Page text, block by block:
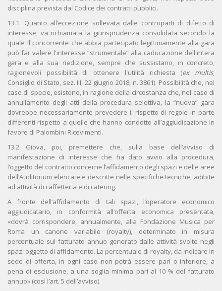
disciplina prevista dal Codice dei contratti pubblici.
13.1. Quanto all’eccezione sollevata dalle controparti di difetto di
interesse, va richiamata la giurisprudenza consolidata secondo la
quale il concorrente che abbia partecipato legittimamente alla gara
può far valere l'interesse “strumentale” alla caducazione dell'intera
gara e alla sua riedizione, sempre che sussistano, in concreto,
ragionevoli possibilità di ottenere l'utilità richiesta (ex multis,
Consiglio di Stato, sez. III, 22 giugno 2018, n. 3861). Possibilità che, nel
caso di specie, esistono, in ragione della circostanza che, nel caso di
annullamento degli atti della procedura selettiva, la “nuova” gara
dovrebbe necessariamente prevedere il rispetto di regole in parte
differenti rispetto a quelle che hanno condotto all’aggiudicazione in
favore di Palombini Ricevimenti.
13.2 Giova, poi, premettere che, sulla base dell’avviso di
manifestazione di interesse che ha dato avvio alla procedura,
l’oggetto del contratto concerne l’affidamento degli spazi e delle aree
dell’Auditorium elencate e descritte nelle specifiche tecniche, adibite
ad attività di caffetteria e di catering.
A fronte dell’affidamento di tali spazi, l’operatore economico
aggiudicatario, in conformità all’offerta economica presentata,
«dovrà corrispondere, annualmente, alla Fondazione Musica per
Roma un canone variabile (royalty), determinato in misura
percentuale sul fatturato annuo generato dalle attività svolte negli
spazi oggetto di affidamento. La percentuale di royalty, da indicare in
sede di offerta, in ogni caso non potrà essere pari o inferiore, a
pena di esclusione, a una soglia minima pari al 10 % del fatturato
annuo» (così l’art. 5 dell’avviso).